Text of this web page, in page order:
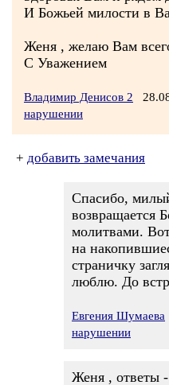
И Божьей милости в
Женя , желаю Вам
С Уважением
Владимир Денисов 2
нарушении
+ добавить замечания
Спасибо,
возвращается
молитвами.
на
страничку
люблю. До
Евгения Шумаева
нарушении
Женя , ответы